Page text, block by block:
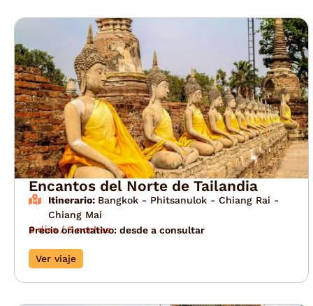
Encantos del Norte de Tailandia
Itinerario: Bangkok - Phitsanulok - Chiang Rai -
Chiang Mai
8 días / 6 noches
Precio orientativo: desde a consultar
Ver viaje